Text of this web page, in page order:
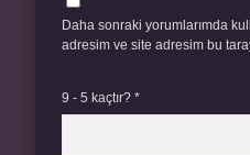
Daha sonraki yorumlarımda
adresim ve site adresim bu
9 - 5 kaçtır? *